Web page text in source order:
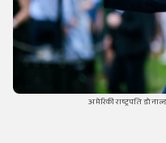
अमेरिकी राष्ट्रपति